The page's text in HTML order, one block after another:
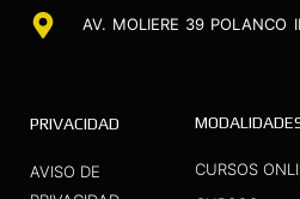
AV. MOLIERE 39 POLANCO
PRIVACIDAD
AVISO DE
CURSOS